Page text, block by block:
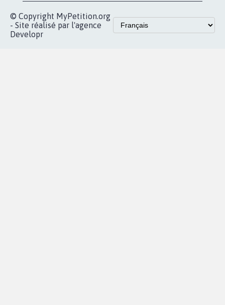
© Copyright MyPetition.org
- Site réalisé par l'agence
Developr